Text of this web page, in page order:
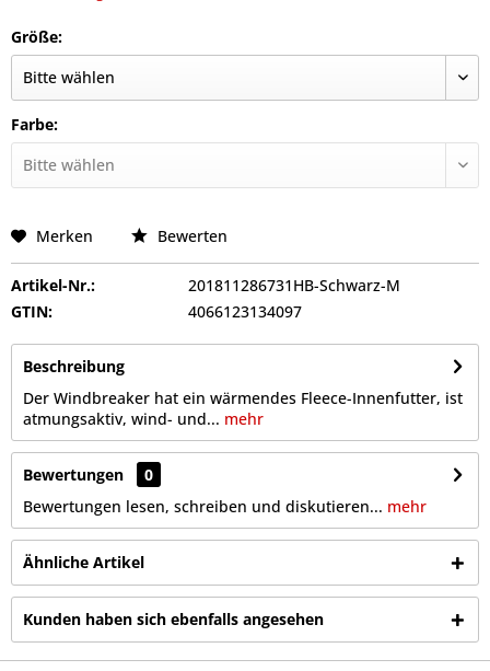
Größe:
Farbe:
Merken Bewerten
Artikel-Nr.:
201811286731HB-Schwarz-M
GTIN:
4066123134097
Beschreibung
Der Windbreaker hat ein wärmendes Fleece-Innenfutter, ist
atmungsaktiv, wind- und... mehr
Bewertungen
0
Bewertungen lesen, schreiben und diskutieren... mehr
Ähnliche Artikel
Kunden haben sich ebenfalls angesehen